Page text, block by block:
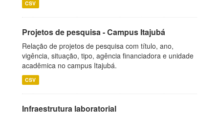
CSV
Projetos de pesquisa - Campus Itajubá
Relação de projetos de pesquisa com título, ano,
vigência, situação, tipo, agência financiadora e unidade
acadêmica no campus Itajubá.
CSV
Infraestrutura laboratorial